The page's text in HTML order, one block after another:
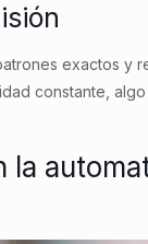
exactos y
constante,
la